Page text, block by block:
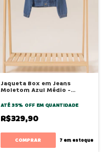
Jaqueta Box em Jeans
Moletom Azul Médio -
ATÉ 35% OFF EM QUANTIDADE
R$329,90
COMPRAR 7 em estoque